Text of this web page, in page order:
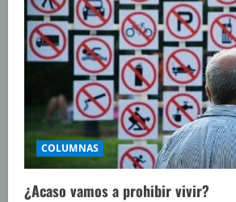
COLUMNAS
¿Acaso vamos a prohibir vivir?